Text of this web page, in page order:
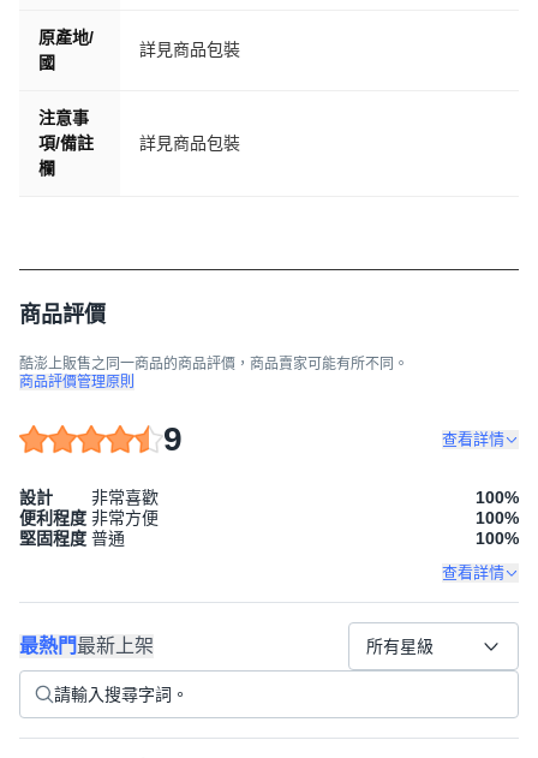
原產地/
國
詳見商品包裝
注意事
項/備註
欄
詳見商品包裝
商品評價
酷澎上販售之同一商品的商品評價，商品賣家可能有所不同。
商品評價管理原則
9 查看詳情
設計 非常喜歡 100%
便利程度 非常方便 100%
堅固程度 普通 100%
查看詳情
最熱門最新上架 所有星級